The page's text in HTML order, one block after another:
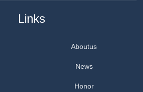
Links
Aboutus
News
Honor